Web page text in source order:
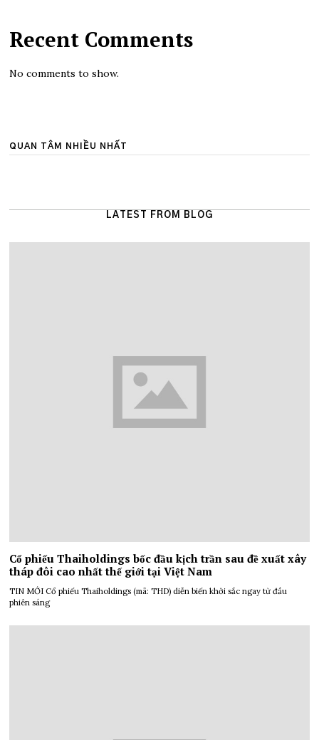
Recent Comments
No comments to show.
QUAN TÂM NHIỀU NHẤT
LATEST FROM BLOG
Cổ phiếu Thaiholdings bốc đầu kịch trần sau đề xuất xây
tháp đôi cao nhất thế giới tại Việt Nam
TIN MỚI Cổ phiếu Thaiholdings (mã: THD) diễn biến khởi sắc ngay từ đầu
phiên sáng